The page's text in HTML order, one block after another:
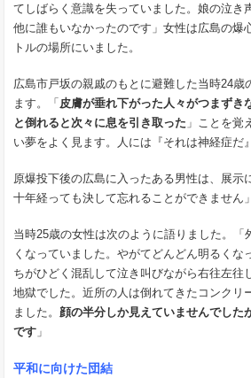
てしばらく意識を失っていました。娘の泣き
他に誰もいなかったのです」女性は広島の爆
トルの場所にいました。
広島市戸坂の親戚のもとに避難した当時24歳
ます。「 皮膚が垂れ下がった人々がつまずき
と倒れると次々に息を引き取った 」ことを覚
い夢をよく見ます。人には『それは神経症だ
原爆投下後の広島に入ったある男性は、展示
十年経っても決して忘れることができません
当時25歳の女性は次のように語りました。「
くなっていました。やがてどんどん明るくな
ちがひどく混乱して泣き叫びながら右往左往
地獄でした。近所の人は倒れてきたコンクリ
ました。 顔の半分しか見えていませんでした
です 」
平和に向けた団結